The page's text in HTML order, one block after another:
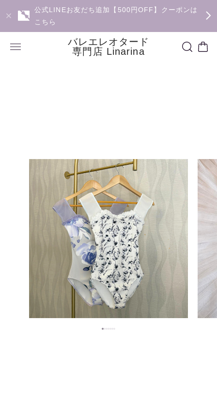
公式LINEお友だち追加【500円OFF】クーポンは
こちら
バレエレオタード
専門店 Linarina